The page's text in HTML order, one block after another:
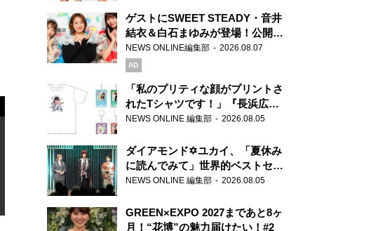
ゲストにSWEET STEADY・音井
結衣＆白石まゆみが登場！公開収
録で素顔全開！
NEWS ONLINE編集部 2026.08.07
AD
「私のプリティな顔がプリントさ
れたTシャツです！」『長浜広奈
天下無双』初の番組グッズ発売
NEWS ONLINE 編集部 2026.08.05
ダイアモンド✡ユカイ、「夏休み
に読んでみて」世界的ベストセラ
ー『アナスタシア』を紹介
NEWS ONLINE 編集部 2026.08.05
GREEN×EXPO 2027まであと8ヶ
月！“花博”の魅力届けたい！#2